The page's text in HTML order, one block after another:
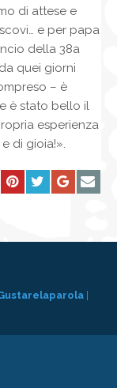
di attese e
e per papa
della 38a
quei giorni
– è
è stato bello il
esperienza
di gioia!».
|